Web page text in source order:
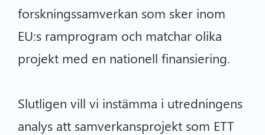
forskningssamverkan som sker inom
EU:s ramprogram och matchar olika
projekt med en nationell finansiering.
Slutligen vill vi instämma i utredningens
analys att samverkansprojekt som ETT